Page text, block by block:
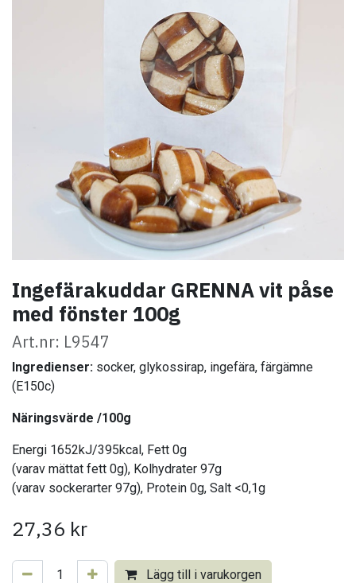
Ingefärakuddar GRENNA vit påse
med fönster 100g
Art.nr: L9547
Ingredienser: socker, glykossirap, ingefära, färgämne
(E150c)
Näringsvärde /100g
Energi 1652kJ/395kcal, Fett 0g
(varav mättat fett 0g), Kolhydrater 97g
(varav sockerarter 97g), Protein 0g, Salt <0,1g
27,36 kr
Lägg till i varukorgen